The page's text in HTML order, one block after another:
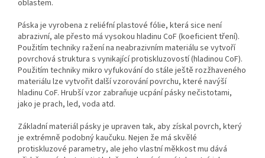
oblastem.
Páska je vyrobena z reliéfní plastové fólie, která sice není
abrazivní, ale přesto má vysokou hladinu CoF (koeficient tření).
Použitím techniky ražení na neabrazivním materiálu se vytvoří
povrchová struktura s vynikající protiskluzovostí (hladinou CoF).
Použitím techniky mikro vyfukování do stále ještě rozžhaveného
materiálu lze vytvořit další vzorování povrchu, které navýší
hladinu CoF. Hrubší vzor zabraňuje ucpání pásky nečistotami,
jako je prach, led, voda atd.
Základní materiál pásky je upraven tak, aby získal povrch, který
je extrémně podobný kaučuku. Nejen že má skvělé
protiskluzové parametry, ale jeho vlastní měkkost mu dává